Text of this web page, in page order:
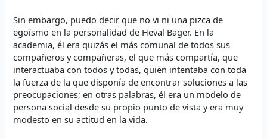
Sin embargo, puedo decir que no vi ni una pizca de
egoísmo en la personalidad de Heval Bager. En la
academia, él era quizás el más comunal de todos sus
compañeros y compañeras, el que más compartía, que
interactuaba con todos y todas, quien intentaba con toda
la fuerza de la que disponía de encontrar soluciones a las
preocupaciones; en otras palabras, él era un modelo de
persona social desde su propio punto de vista y era muy
modesto en su actitud en la vida.